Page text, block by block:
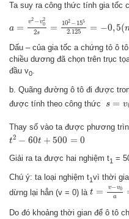
Ta suy ra công thức tính gia tốc
a =
v2 −v2
0
2s = 102 −155
2.125 = −0,5(
− 02 10 −
Dấu – của gia tốc a chứng tỏ ô
chiều dương đã chọn trên trục
đầu v0
b. Quãng đường ô tô đi được
được tính theo công thức s = v
s = v0t
Thay số vào ta được phương
t2 − 60t + 500 = 0
t2 60t+ 500=0
Giải ra ta được hai nghiệm t1 =
Chú ý: ta loại nghiệm t1vì thời
dừng lại hẳn (v = 0) là t = v−v0
a
t= v0a
Do đó khoảng thời gian để ô tô